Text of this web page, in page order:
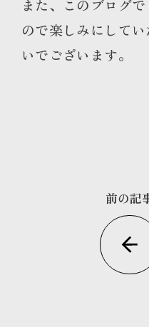
また、このブログ
ので楽しみにして
いでございます。
前の記